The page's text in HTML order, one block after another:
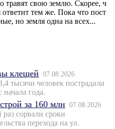
травят свою землю. Скорее, ч
тем же. Пока что пост
но земля одна на всех...
клещей 07.08.2026
тысячи человек пострадали
года.
за 160 млн 07.08.2026
раз сорвали сроки
перехода на ул.